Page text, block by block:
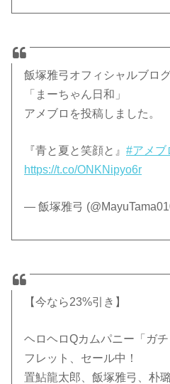
飯塚雅弓オフィシャルブロ
「まーちゃん日和」
アメブロを投稿しました。
『青と夏と笑顔と』#アメブ
https://t.co/ONKNipyo6r
— 飯塚雅弓
【今なら23%引き】
ヘロヘロQカムパニー「ガ
フレット、セール中！
置鮎龍太郎、飯塚雅弓、朴